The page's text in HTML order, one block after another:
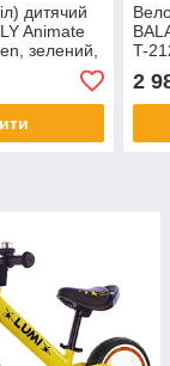
дитячий
Animate
зелений,
та дзвоник,
T-
14"
2